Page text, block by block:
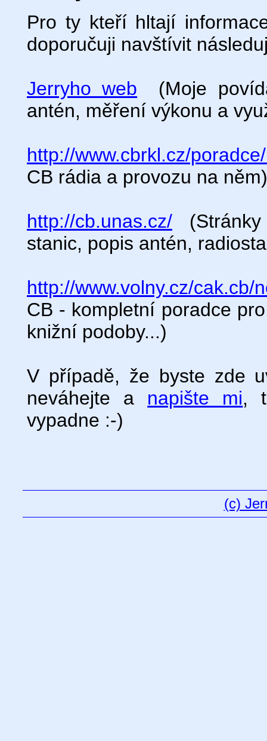
Pro ty kteří hltají
doporučuji navštívit
Jerryho web (Moje
antén, měření výkonu a
http://www.cbrkl.cz/
CB rádia a provozu na něm)
http://cb.unas.cz/ (Stránky
stanic, popis antén,
http://www.volny.cz/cak.cb/
CB - kompletní poradce
knižní podoby...)
V případě, že byste zde
neváhejte a napište mi,
vypadne :-)
(c)